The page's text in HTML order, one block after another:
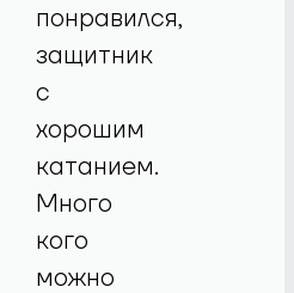
понравился,
защитник
с
хорошим
катанием.
Много
кого
можно